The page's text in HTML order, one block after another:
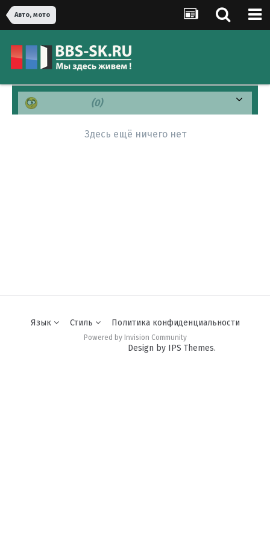
Авто, мото
(0)
Здесь ещё ничего нет
Язык Стиль Политика конфиденциальности
Powered by Invision Community
Design by IPS Themes.